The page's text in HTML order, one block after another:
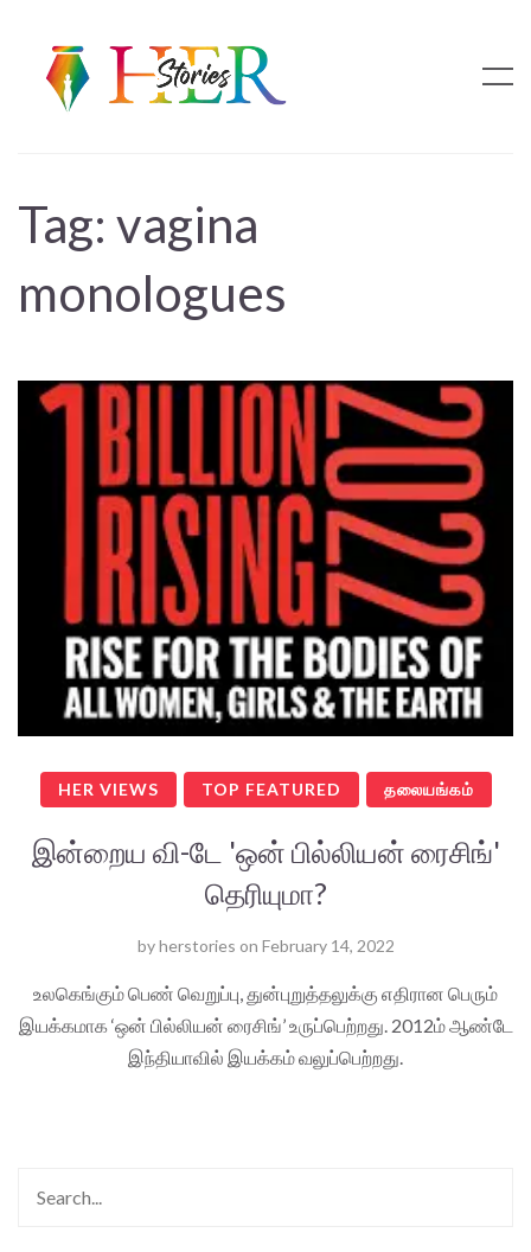
Tag: vagina
monologues
HER VIEWS TOP FEATURED தலையங்கம்
இன்றைய வி-டே 'ஒன் பில்லியன் ரைசிங்'
தெரியுமா?
byherstories on February 14, 2022
உலகெங்கும் பெண் வெறுப்பு, துன்புறுத்தலுக்கு எதிரான பெரும்
இயக்கமாக ‘ஒன் பில்லியன் ரைசிங்’ உருப்பெற்றது. 2012ம் ஆண்டே
இந்தியாவில் இயக்கம் வலுப்பெற்றது.